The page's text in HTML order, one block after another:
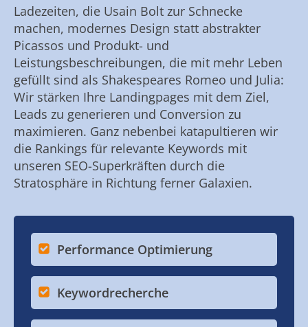
Ladezeiten, die Usain Bolt zur Schnecke
machen, modernes Design statt abstrakter
Picassos und Produkt- und
Leistungsbeschreibungen, die mit mehr Leben
gefüllt sind als Shakespeares Romeo und Julia:
Wir stärken Ihre Landingpages mit dem Ziel,
Leads zu generieren und Conversion zu
maximieren. Ganz nebenbei katapultieren wir
die Rankings für relevante Keywords mit
unseren SEO-Superkräften durch die
Stratosphäre in Richtung ferner Galaxien.
Performance Optimierung
Keywordrecherche